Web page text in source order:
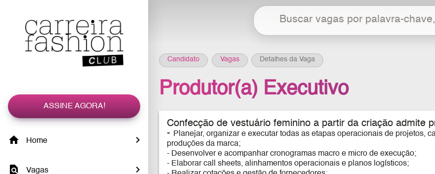
ASSINE AGORA!
Home
Vagas
Candidato Vagas Detalhes da Vaga
Produtor(a) Executivo
Confecção de vestuário feminino a partir da criação admite
- Planejar, organizar e executar todas as etapas operacionais de projetos,
produções da marca;
- Desenvolver e acompanhar cronogramas macro e micro de execução;
- Elaborar call sheets, alinhamentos operacionais e planos logísticos;